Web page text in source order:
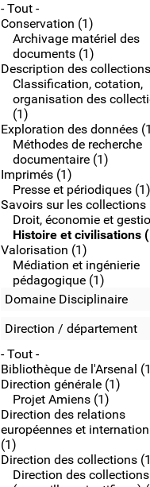
- Tout -
Conservation (1)
Archivage matériel des
documents (1)
Description des
Classification, cotation,
organisation des
(1)
Exploration des données
Méthodes de recherche
documentaire (1)
Imprimés (1)
Presse et périodiques (1)
Savoirs sur les collections
Droit, économie et
Histoire et civilisations
Valorisation (1)
Médiation et ingénierie
pédagogique (1)
Domaine Disciplinaire
Direction / département
- Tout -
Bibliothèque de l'Arsenal
Direction générale (1)
Projet Amiens (1)
Direction des relations
européennes et
(1)
Direction des collections
Direction des collections